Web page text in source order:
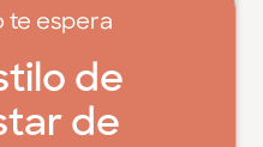
te espera
de
de